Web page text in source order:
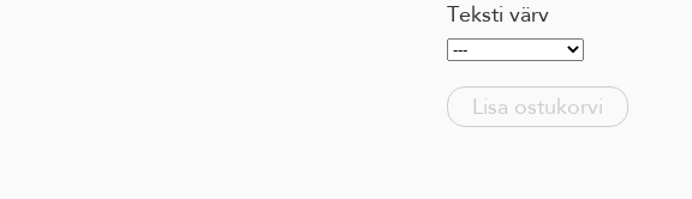
Teksti värv
Lisa ostukorvi